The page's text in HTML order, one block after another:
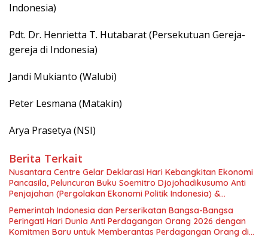
Indonesia)
Pdt. Dr. Henrietta T. Hutabarat (Persekutuan Gereja-
gereja di Indonesia)
Jandi Mukianto (Walubi)
Peter Lesmana (Matakin)
Arya Prasetya (NSI)
Berita Terkait
Nusantara Centre Gelar Deklarasi Hari Kebangkitan Ekonomi
Pancasila, Peluncuran Buku Soemitro Djojohadikusumo Anti
Penjajahan (Pergolakan Ekonomi Politik Indonesia) &
Simposium Nasional “Urgensi Undang-Undang Perekonomian
Nasional dan Kesejahteraan Sosial dalam Menata Bangsa
Menuju Indonesia Emas 2045”,
Pemerintah Indonesia dan Perserikatan Bangsa-Bangsa
Peringati Hari Dunia Anti Perdagangan Orang 2026 dengan
Komitmen Baru untuk Memberantas Perdagangan Orang di